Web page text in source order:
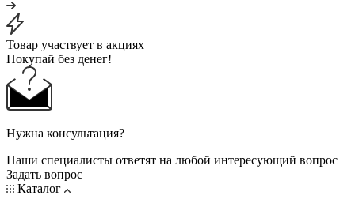
Товар участвует в акциях
Покупай без денег!
Нужна консультация?
Наши специалисты ответят на любой интересующий вопрос
Задать вопрос
Каталог